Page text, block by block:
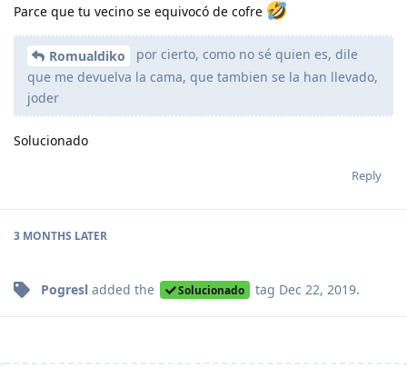
Parce que tu vecino se equivocó de cofre
Romualdiko
por cierto, como no sé quien es, dile
que me devuelva la cama, que tambien se la han llevado,
joder
Solucionado
Reply
3 MONTHS LATER
Pogresl added the Solucionado tag Dec 22, 2019.